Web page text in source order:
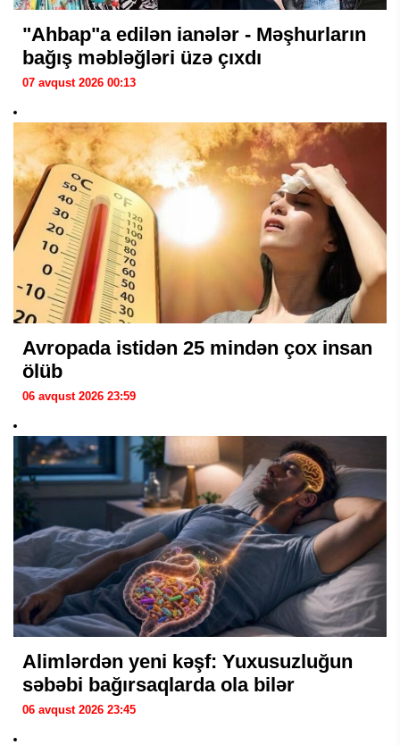
"Ahbap"a edilən ianələr - Məşhurların
bağış məbləğləri üzə çıxdı
07 avqust 2026 00:13
Avropada istidən 25 mindən çox insan
ölüb
06 avqust 2026 23:59
Alimlərdən yeni kəşf: Yuxusuzluğun
səbəbi bağırsaqlarda ola bilər
06 avqust 2026 23:45